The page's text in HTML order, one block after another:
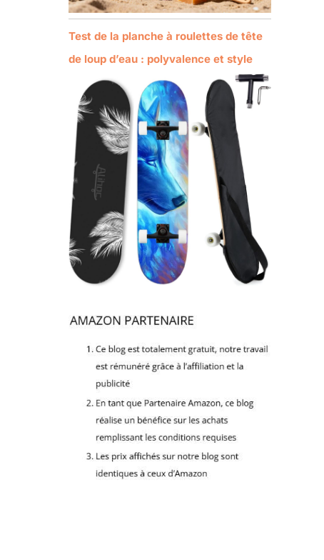
Test de la planche à roulettes de tête
de loup d’eau : polyvalence et style